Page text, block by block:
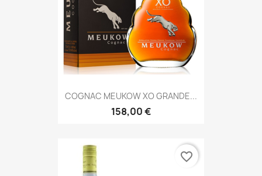
COGNAC MEUKOW XO GRANDE...
158,00 €
favorite_border